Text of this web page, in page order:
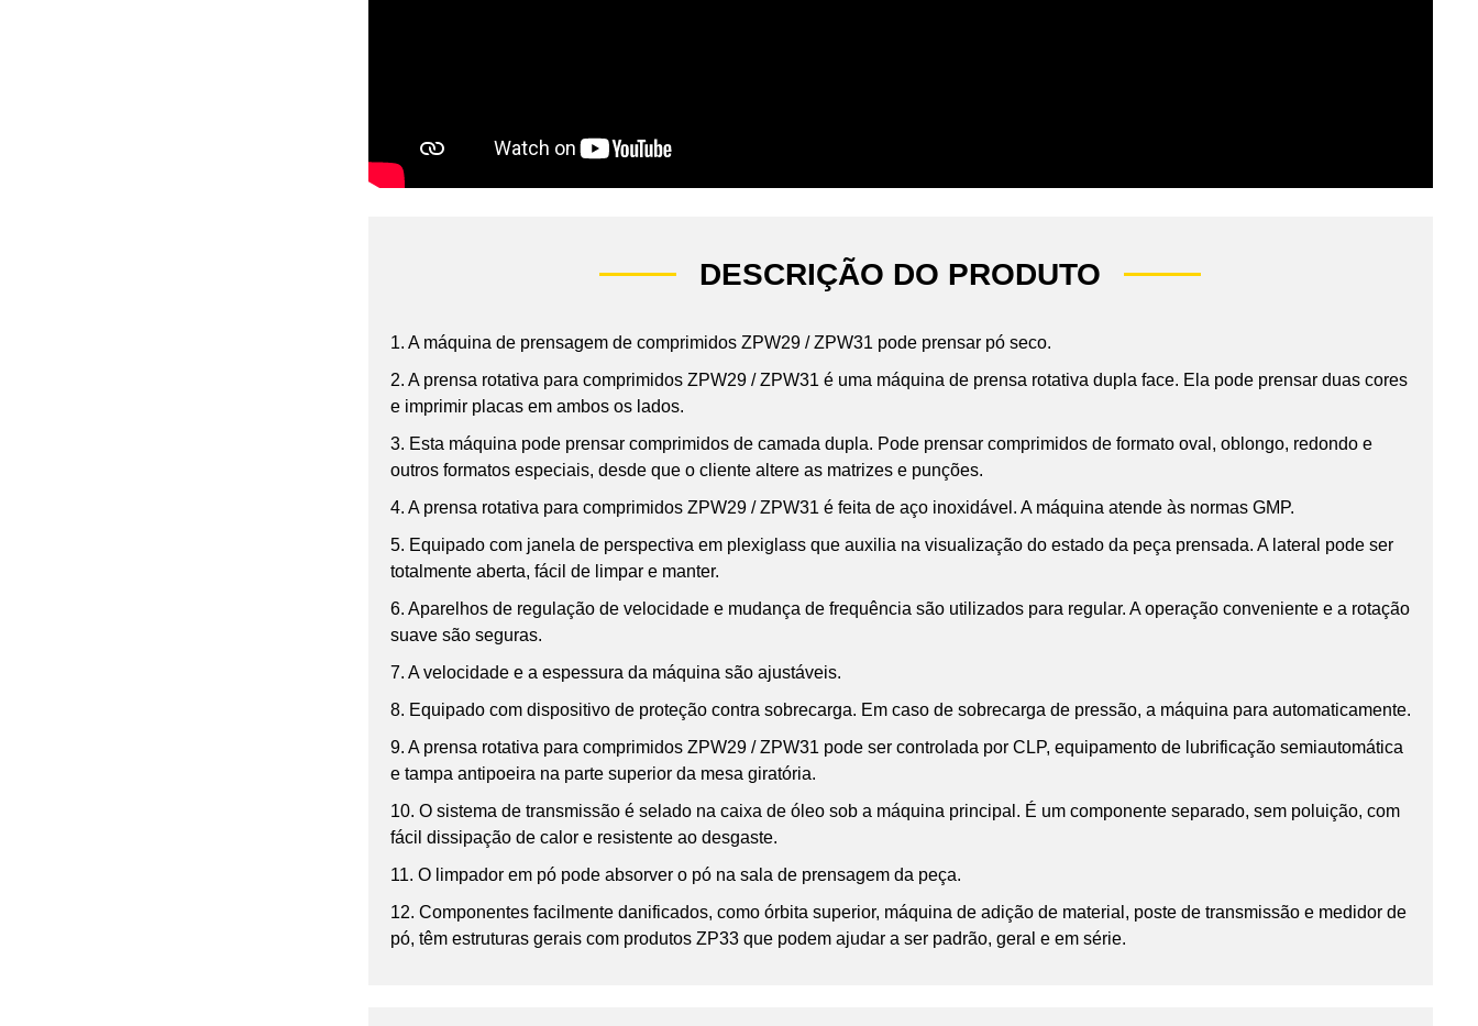
DESCRIÇÃO DO PRODUTO
1. A máquina de prensagem de comprimidos ZPW29 / ZPW31 pode prensar pó seco.
2. A prensa rotativa para comprimidos ZPW29 / ZPW31 é uma máquina de prensa rotativa dupla face. Ela pode prensar duas cores
e imprimir placas em ambos os lados.
3. Esta máquina pode prensar comprimidos de camada dupla. Pode prensar comprimidos de formato oval, oblongo, redondo e
outros formatos especiais, desde que o cliente altere as matrizes e punções.
4. A prensa rotativa para comprimidos ZPW29 / ZPW31 é feita de aço inoxidável. A máquina atende às normas GMP.
5. Equipado com janela de perspectiva em plexiglass que auxilia na visualização do estado da peça prensada. A lateral pode ser
totalmente aberta, fácil de limpar e manter.
6. Aparelhos de regulação de velocidade e mudança de frequência são utilizados para regular. A operação conveniente e a rotação
suave são seguras.
7. A velocidade e a espessura da máquina são ajustáveis.
8. Equipado com dispositivo de proteção contra sobrecarga. Em caso de sobrecarga de pressão, a máquina para automaticamente.
9. A prensa rotativa para comprimidos ZPW29 / ZPW31 pode ser controlada por CLP, equipamento de lubrificação semiautomática
e tampa antipoeira na parte superior da mesa giratória.
10. O sistema de transmissão é selado na caixa de óleo sob a máquina principal. É um componente separado, sem poluição, com
fácil dissipação de calor e resistente ao desgaste.
11. O limpador em pó pode absorver o pó na sala de prensagem da peça.
12. Componentes facilmente danificados, como órbita superior, máquina de adição de material, poste de transmissão e medidor de
pó, têm estruturas gerais com produtos ZP33 que podem ajudar a ser padrão, geral e em série.